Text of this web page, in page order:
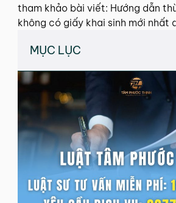
tham khảo bài viết: Hướng dẫn
không có giấy khai sinh mới nhất
MỤC LỤC